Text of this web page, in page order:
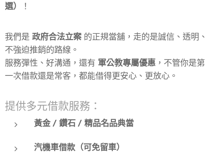
選）
！
我們是 政府合法立案 的正規當舖，走的是誠信、透明、
不強迫推銷的路線。
服務彈性、好溝通，還有 軍公教專屬優惠 ，不管你是第
一次借款還是常客，都能借得更安心、更放心。
提供多元借款服務：
黃金 / 鑽石 / 精品名品典當
汽機車借款（可免留車）